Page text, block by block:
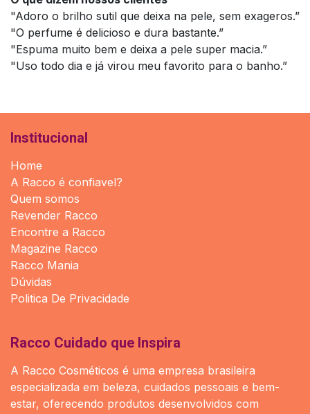
"Adoro o brilho sutil que deixa na pele, sem exageros.”
"O perfume é delicioso e dura bastante.”
"Espuma muito bem e deixa a pele super macia.”
"Uso todo dia e já virou meu favorito para o banho.”
Institucional
Home
A Racco é confiavel?
Quem somos
Revender Racco
Encontre a Racco
Magazine Racco
Racco Mania
Dúvidas
Politica De Privacidade
Racco Cuidado que Inspira
A Racco Cosméticos é uma empresa brasileira
especializada em beleza, cuidados pessoais e bem-
estar, oferecendo produtos desenvolvidos com